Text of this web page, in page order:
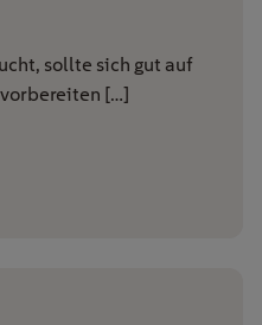
sollte sich gut auf
[…]